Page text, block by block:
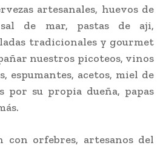
artesanales, huevos de
de mar, pastas de aji,
tradicionales y gourmet
nuestros picoteos, vinos
espumantes, acetos, miel de
por su propia dueña, papas
con orfebres, artesanos del